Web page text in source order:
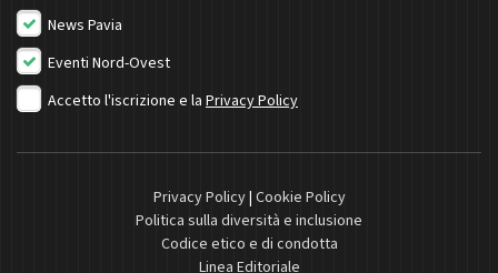
News Pavia
Eventi Nord-Ovest
Accetto l'iscrizione e la Privacy Policy
Privacy Policy| Cookie Policy
Politica sulla diversità e inclusione
Codice etico e di condotta
Linea Editoriale